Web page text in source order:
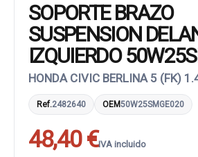
SOPORTE BRAZO
SUSPENSION
IZQUIERDO
HONDA CIVIC BERLINA 5 (FK)
Ref.2482640 OEM50W25SMGE020
48,40 €IVA incluido